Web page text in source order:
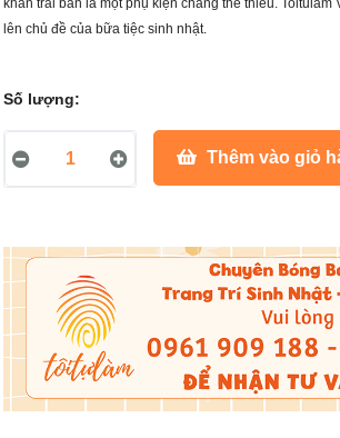
khăn trải bàn là một phụ kiện chẳng thể thiếu.
lên chủ đề của bữa tiệc sinh nhật.
Số lượng:
Thêm vào giỏ